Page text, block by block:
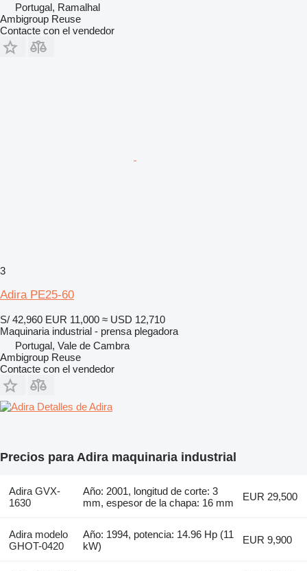
Portugal, Ramalhal
Ambigroup Reuse
Contacte con el vendedor
3
Adira PE25-60
S/ 42,960 EUR 11,000 ≈ USD 12,710
Maquinaria industrial - prensa plegadora
Portugal, Vale de Cambra
Ambigroup Reuse
Contacte con el vendedor
Detalles de Adira
Precios para Adira maquinaria industrial
Adira GVX-
1630
Año: 2001, longitud de corte: 3
mm, espesor de la chapa: 16 mm
EUR 29,500
Adira modelo
GHOT-0420
Año: 1994, potencia: 14.96 Hp (11
kW)
EUR 9,900